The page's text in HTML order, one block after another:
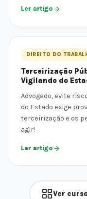
Ler artigo
DIREITO DO
Terceirização
Vigilando do
Advogado, evite
do Estado exige
terceirização e os
agir!
Ler artigo
Ver